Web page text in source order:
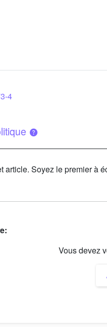
4
article. Soyez le premier à
Vous devez